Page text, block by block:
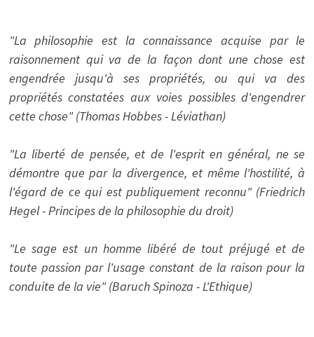
"La philosophie est la connaissance acquise par le
raisonnement qui va de la façon dont une chose est
engendrée jusqu'à ses propriétés, ou qui va des
propriétés constatées aux voies possibles d'engendrer
cette chose" (Thomas Hobbes - Léviathan)
"La liberté de pensée, et de l'esprit en général, ne se
démontre que par la divergence, et même l'hostilité, à
l'égard de ce qui est publiquement reconnu" (Friedrich
Hegel - Principes de la philosophie du droit)
"Le sage est un homme libéré de tout préjugé et de
toute passion par l'usage constant de la raison pour la
conduite de la vie" (Baruch Spinoza - L'Ethique)